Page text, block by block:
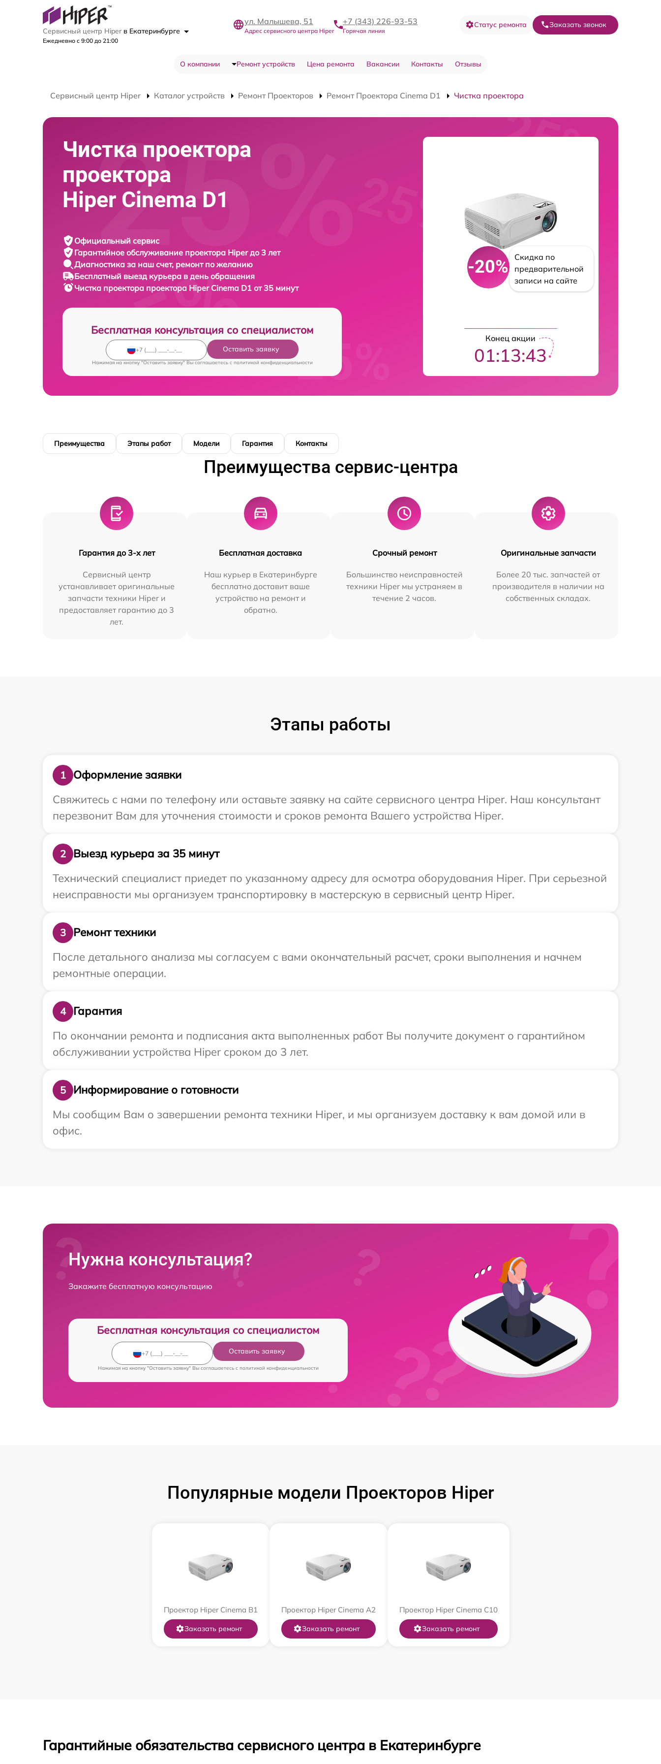
Сервисный центр Hiper в Екатеринбурге
Ежедневно с 9:00 до 21:00
ул. Малышева, 51
Адрес сервисного центра Hiper
+7 (343) 226-93-53
Горячая линия
Статус ремонта Заказать звонок
О компании Ремонт устройств Цена ремонта Вакансии Контакты Отзывы
Сервисный центр Hiper Каталог устройств Ремонт Проекторов Ремонт Проектора Cinema D1 Чистка проектора
Чистка проектора
проектора
Hiper Cinema D1
Официальный сервис
Гарантийное обслуживание проектора Hiper до 3 лет
Диагностика за наш счет, ремонт по желанию
Бесплатный выезд курьера в день обращения
Чистка проектора проектора Hiper Cinema D1 от 35 минут
Бесплатная консультация со специалистом
Оставить заявку
Нажимая на кнопку "Оставить заявку" Вы соглашаетесь c политикой конфиденциальности
-20%
Скидка по
предварительной
записи на сайте
Конец акции
01:13:42
Преимущества Этапы работ Модели Гарантия Контакты
Преимущества сервис-центра
Гарантия до 3-х лет
Сервисный центр
устанавливает оригинальные
запчасти техники Hiper и
предоставляет гарантию до 3
лет.
Бесплатная доставка
Наш курьер в Екатеринбурге
бесплатно доставит ваше
устройство на ремонт и
обратно.
Срочный ремонт
Большинство неисправностей
техники Hiper мы устраняем в
течение 2 часов.
Оригинальные запчасти
Более 20 тыс. запчастей от
производителя в наличии на
собственных складах.
Этапы работы
1
Оформление заявки
Свяжитесь с нами по телефону или оставьте заявку на сайте сервисного центра Hiper. Наш консультант
перезвонит Вам для уточнения стоимости и сроков ремонта Вашего устройства Hiper.
2
Выезд курьера за 35 минут
Технический специалист приедет по указанному адресу для осмотра оборудования Hiper. При серьезной
неисправности мы организуем транспортировку в мастерскую в сервисный центр Hiper.
3
Ремонт техники
После детального анализа мы согласуем с вами окончательный расчет, сроки выполнения и начнем
ремонтные операции.
4
Гарантия
По окончании ремонта и подписания акта выполненных работ Вы получите документ о гарантийном
обслуживании устройства Hiper сроком до 3 лет.
5
Информирование о готовности
Мы сообщим Вам о завершении ремонта техники Hiper, и мы организуем доставку к вам домой или в
офис.
Нужна консультация?
Закажите бесплатную консультацию
Бесплатная консультация со специалистом
Оставить заявку
Нажимая на кнопку "Оставить заявку" Вы соглашаетесь c политикой конфиденциальности
Популярные модели Проекторов Hiper
Проектор Hiper Cinema B1
Заказать ремонт
Проектор Hiper Cinema A2
Заказать ремонт
Проектор Hiper Cinema C10
Заказать ремонт
Гарантийные обязательства сервисного центра в Екатеринбурге